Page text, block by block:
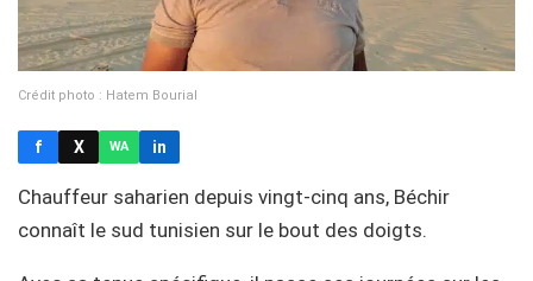
Crédit photo : Hatem Bourial
f X WA in
Chauffeur saharien depuis vingt-cinq ans, Béchir
connaît le sud tunisien sur le bout des doigts.